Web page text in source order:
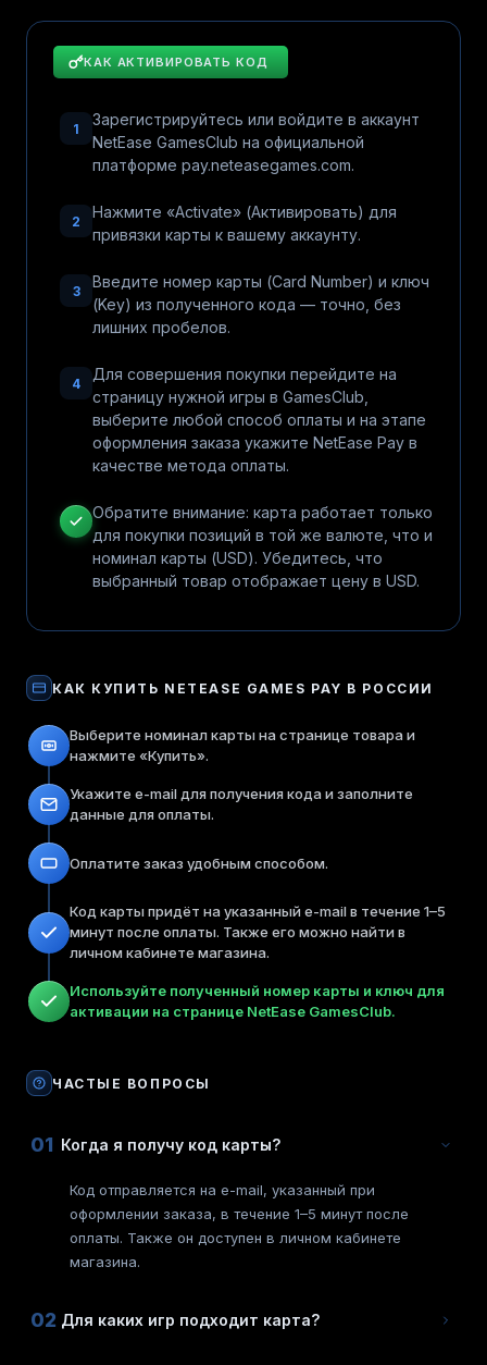
КАК АКТИВИРОВАТЬ КОД
1
Зарегистрируйтесь или войдите в аккаунт
NetEase GamesClub на официальной
платформе pay.neteasegames.com.
2
Нажмите «Activate» (Активировать) для
привязки карты к вашему аккаунту.
3
Введите номер карты (Card Number) и ключ
(Key) из полученного кода — точно, без
лишних пробелов.
4
Для совершения покупки перейдите на
страницу нужной игры в GamesClub,
выберите любой способ оплаты и на этапе
оформления заказа укажите NetEase Pay в
качестве метода оплаты.
Обратите внимание: карта работает только
для покупки позиций в той же валюте, что и
номинал карты (USD). Убедитесь, что
выбранный товар отображает цену в USD.
КАК КУПИТЬ NETEASE GAMES PAY В РОССИИ
Выберите номинал карты на странице товара и
нажмите «Купить».
Укажите e-mail для получения кода и заполните
данные для оплаты.
Оплатите заказ удобным способом.
Код карты придёт на указанный e-mail в течение 1–5
минут после оплаты. Также его можно найти в
личном кабинете магазина.
Используйте полученный номер карты и ключ для
активации на странице NetEase GamesClub.
ЧАСТЫЕ ВОПРОСЫ
01 Когда я получу код карты?
Код отправляется на e-mail, указанный при
оформлении заказа, в течение 1–5 минут после
оплаты. Также он доступен в личном кабинете
магазина.
02 Для каких игр подходит карта?